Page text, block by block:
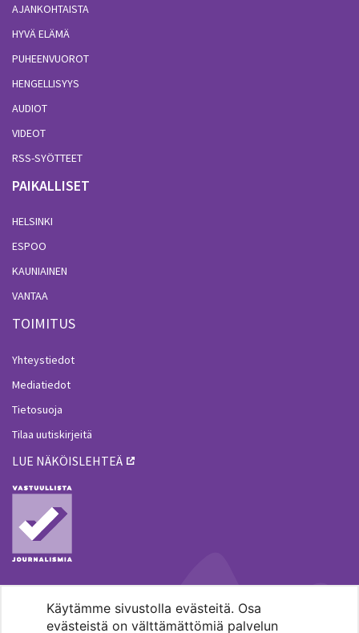
Käytämme sivustolla evästeitä. Osa
evästeistä on välttämättömiä palvelun
AJANKOHTAISTA
HYVÄ ELÄMÄ
PUHEENVUOROT
HENGELLISYYS
AUDIOT
VIDEOT
RSS-SYÖTTEET
PAIKALLISET
HELSINKI
ESPOO
KAUNIAINEN
VANTAA
TOIMITUS
Yhteystiedot
Mediatiedot
Tietosuoja
Tilaa uutiskirjeitä
LUE NÄKÖISLEHTEÄ
MENOHAKU